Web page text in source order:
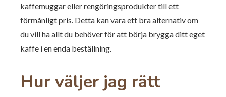
kaffemuggar eller rengöringsprodukter till ett
förmånligt pris. Detta kan vara ett bra alternativ om
du vill ha allt du behöver för att börja brygga ditt eget
kaffe i en enda beställning.
Hur väljer jag rätt